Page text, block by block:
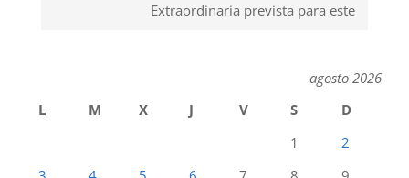
Extraordinaria prevista para este
agosto 2026
L
M X J V S
D
1
2